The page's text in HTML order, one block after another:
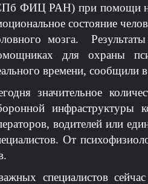
ФИЦ РАН) при помощи
состояние
мозга.
для охраны
времени, сообщили
значительное
инфраструктуры
водителей или
От
специалистов